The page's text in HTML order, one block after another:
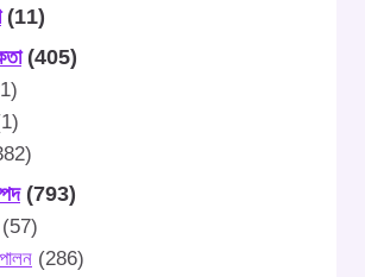
(11)
(405)
(793)
(57)
(286)